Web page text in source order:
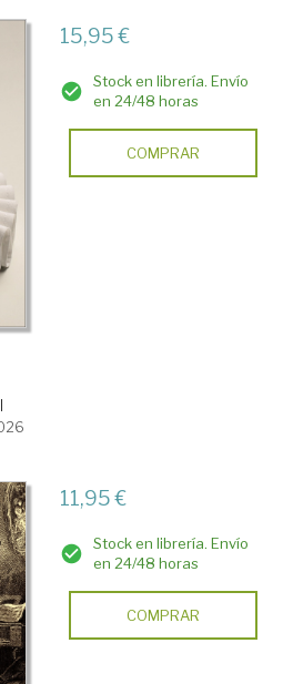
15,95 €
Stock en librería. Envío
en 24/48 horas
COMPRAR
11,95 €
Stock en librería. Envío
en 24/48 horas
COMPRAR